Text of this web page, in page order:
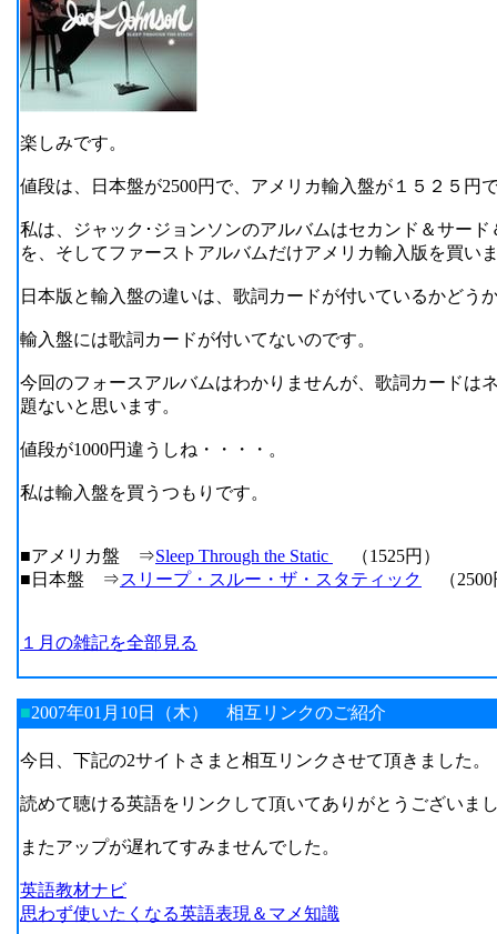
楽しみです。
値段は、日本盤が2500円で、アメリカ輸入盤が１５２５円
私は、ジャック･ジョンソンのアルバムはセカンド＆サー
を、そしてファーストアルバムだけアメリカ輸入版を買い
日本版と輸入盤の違いは、歌詞カードが付いているかどう
輸入盤には歌詞カードが付いてないのです。
今回のフォースアルバムはわかりませんが、歌詞カードは
題ないと思います。
値段が1000円違うしね・・・・。
私は輸入盤を買うつもりです。
■アメリカ盤 ⇒Sleep Through the Static
（1525円）
■日本盤 ⇒スリープ・スルー・ザ・スタティック （2500
１月の雑記を全部見る
■2007年01月10日（木） 相互リンクのご紹介
今日、下記の2サイトさまと相互リンクさせて頂きました。
読めて聴ける英語をリンクして頂いてありがとうございま
またアップが遅れてすみませんでした。
英語教材ナビ
思わず使いたくなる英語表現＆マメ知識